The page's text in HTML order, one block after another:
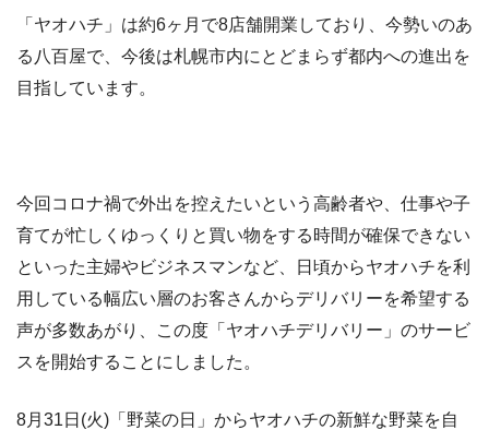
「ヤオハチ」は約6ヶ月で8店舗開業しており、今勢いのあ
る八百屋で、今後は札幌市内にとどまらず都内への進出を
目指しています。
今回コロナ禍で外出を控えたいという高齢者や、仕事や子
育てが忙しくゆっくりと買い物をする時間が確保できない
といった主婦やビジネスマンなど、日頃からヤオハチを利
用している幅広い層のお客さんからデリバリーを希望する
声が多数あがり、この度「ヤオハチデリバリー」のサービ
スを開始することにしました。
8月31日(火)「野菜の日」からヤオハチの新鮮な野菜を自